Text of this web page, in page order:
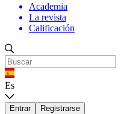
Academia
La revista
Calificación
Es
Entrar Registrarse